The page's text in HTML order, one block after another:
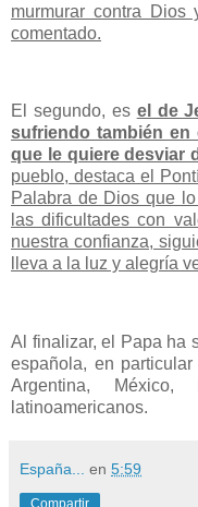
murmurar contra
comentado.
El segundo, es el de
sufriendo también en
que le quiere desviar
pueblo, destaca el
Palabra de Dios que
las dificultades con
nuestra confianza,
lleva a la luz y alegría
Al finalizar, el Papa ha
española, en
Argentina,
latinoamericanos.
España... en 5:59
Compartir